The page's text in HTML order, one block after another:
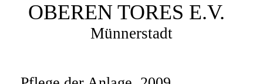
OBEREN TORES E.V.
Münnerstadt